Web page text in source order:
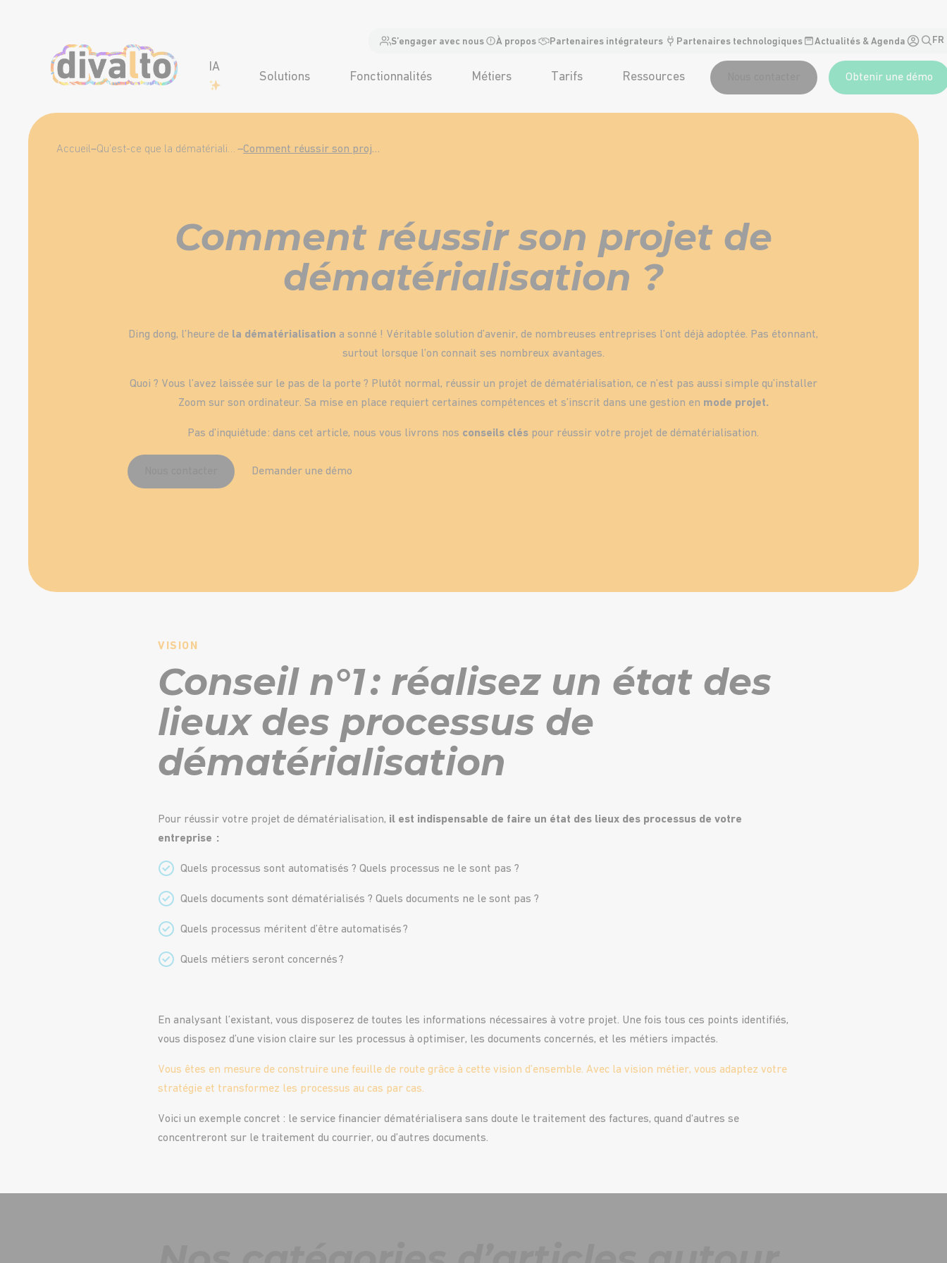
IA
Solutions Fonctionnalités Métiers Tarifs Ressources Obtenir une démo
S’engager avec nous À propos Partenaires intégrateurs Partenaires technologiques Actualités & Agenda FR
Accueil– Qu’est-ce que la dématérialisation ? – Comment réussir son projet de dématérialisation ?
Comment réussir son projet de
dématérialisation ?
Ding dong, l’heure de la dématérialisation a sonné ! Véritable solution d’avenir, de nombreuses entreprises l’ont déjà adoptée. Pas étonnant,
surtout lorsque l’on connait ses nombreux avantages.
Quoi ? Vous l’avez laissée sur le pas de la porte ? Plutôt normal, réussir un projet de dématérialisation, ce n’est pas aussi simple qu’installer
Zoom sur son ordinateur. Sa mise en place requiert certaines compétences et s’inscrit dans une gestion en mode projet.
Pas d’inquiétude : dans cet article, nous vous livrons nos conseils clés pour réussir votre projet de dématérialisation.
Demander une démo
VISION
Conseil n°1 : réalisez un état des
lieux des processus de
dématérialisation
Pour réussir votre projet de dématérialisation, il est indispensable de faire un état des lieux des processus de votre
entreprise :
Quels processus sont automatisés ? Quels processus ne le sont pas ?
Quels documents sont dématérialisés ? Quels documents ne le sont pas ?
Quels processus méritent d’être automatisés ?
Quels métiers seront concernés ?
En analysant l’existant, vous disposerez de toutes les informations nécessaires à votre projet. Une fois tous ces points identifiés,
vous disposez d’une vision claire sur les processus à optimiser, les documents concernés, et les métiers impactés.
Vous êtes en mesure de construire une feuille de route grâce à cette vision d’ensemble. Avec la vision métier, vous adaptez votre
stratégie et transformez les processus au cas par cas.
Voici un exemple concret : le service financier dématérialisera sans doute le traitement des factures, quand d‘autres se
concentreront sur le traitement du courrier, ou d’autres documents.